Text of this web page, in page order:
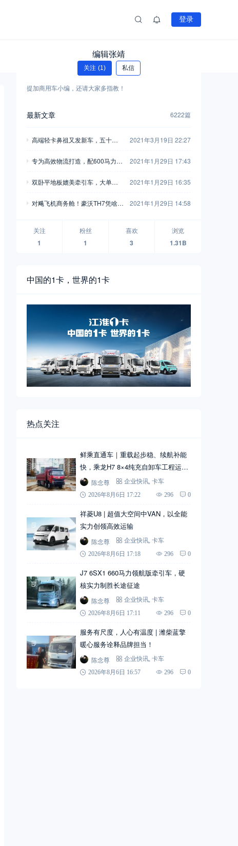
登录
编辑张靖
关注 (1) 私信
提加商用车小编，还请大家多指教！
最新文章 6222篇
高端轻卡鼻祖又发新车，五十铃
别错过
2021年3月19日 22:27
专为高效物流打造，配600马力玉
版牵引车
2021年1月29日 17:43
双卧平地板媲美牵引车，大单桥7
2021年1月29日 16:35
对飚飞机商务舱！豪沃TH7凭啥开
2021年1月29日 14:58
关注
1
粉丝
1
喜欢
3
浏览
1.31B
中国的1卡，世界的1卡
热点关注
鲜乘直通车｜重载起步稳、续航补能
快，乘龙H7 8×4纯充自卸车工程运输
实力搭档
陈念尊 企业快讯 卡车
2026年8月6日 17:22
296 0
祥菱U8 | 超值大空间中VAN，以全能
实力创领高效运输
陈念尊 企业快讯 卡车
2026年8月6日 17:18
296 0
J7 6SX1 660马力领航版牵引车，硬
核实力制胜长途征途
陈念尊 企业快讯 卡车
2026年8月6日 17:11
296 0
服务有尺度，人心有温度 | 潍柴蓝擎
暖心服务诠释品牌担当！
陈念尊 企业快讯 卡车
2026年8月6日 16:57
296 0